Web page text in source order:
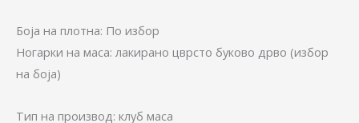
Боја на плотна: По избор
Ногарки на маса: лакирано цврсто буково дрво (избор
на боја)
Тип на производ: клуб маса